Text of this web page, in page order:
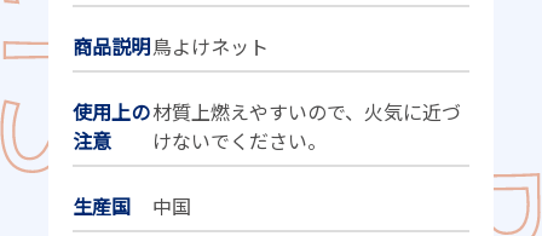
商品説明鳥よけネット
使用上の
注意
材質上燃えやすいので、火気に近づ
けないでください。
生産国 中国